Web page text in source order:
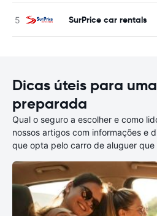
SurPrice car rentals
Dicas úteis para
preparada
Qual o seguro a escolher e como
nossos artigos com informações e
que opta pelo carro de aluguer que